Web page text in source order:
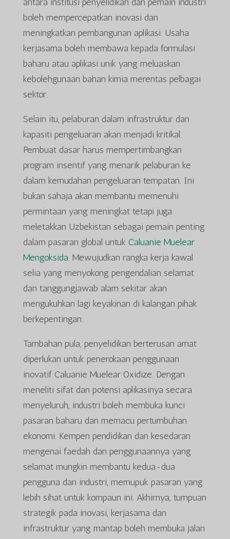
boleh mempercepatkan inovasi dan
meningkatkan pembangunan aplikasi. Usaha
kerjasama boleh membawa kepada formulasi
baharu atau aplikasi unik yang meluaskan
kebolehgunaan bahan kimia merentas pelbagai
sektor.
Selain itu, pelaburan dalam infrastruktur dan
kapasiti pengeluaran akan menjadi kritikal.
Pembuat dasar harus mempertimbangkan
program insentif yang menarik pelaburan ke
dalam kemudahan pengeluaran tempatan. Ini
bukan sahaja akan membantu memenuhi
permintaan yang meningkat tetapi juga
meletakkan Uzbekistan sebagai pemain penting
dalam pasaran global untuk Caluanie Muelear
Mengoksida. Mewujudkan rangka kerja kawal
selia yang menyokong pengendalian selamat
dan tanggungjawab alam sekitar akan
mengukuhkan lagi keyakinan di kalangan pihak
berkepentingan.
Tambahan pula, penyelidikan berterusan amat
diperlukan untuk penerokaan penggunaan
inovatif Caluanie Muelear Oxidize. Dengan
meneliti sifat dan potensi aplikasinya secara
menyeluruh, industri boleh membuka kunci
pasaran baharu dan memacu pertumbuhan
ekonomi. Kempen pendidikan dan kesedaran
mengenai faedah dan penggunaannya yang
selamat mungkin membantu kedua-dua
pengguna dan industri, memupuk pasaran yang
lebih sihat untuk kompaun ini. Akhirnya, tumpuan
strategik pada inovasi, kerjasama dan
infrastruktur yang mantap boleh membuka jalan